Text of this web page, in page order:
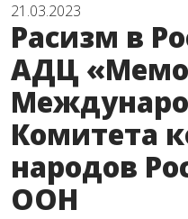
21.03.2023
Расизм в
АДЦ
Комитета
народов
ООН